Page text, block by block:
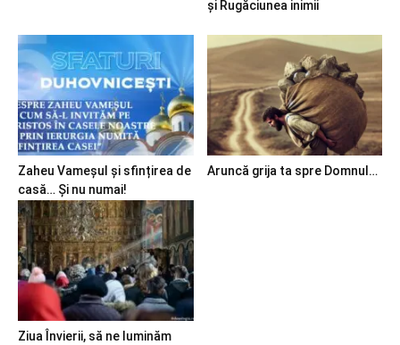
și Rugăciunea inimii
Zaheu Vameșul și sfințirea de
casă… Și nu numai!
Aruncă grija ta spre Domnul…
Ziua Învierii, să ne luminăm